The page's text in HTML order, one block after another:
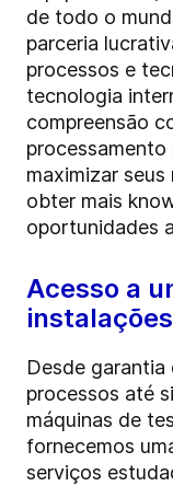
de todo o
parceria
processos e
tecnologia
compreensão
processamento
maximizar
obter mais
oportunidades
Acesso a
Desde
processos até
máquinas de
fornecemos
serviços